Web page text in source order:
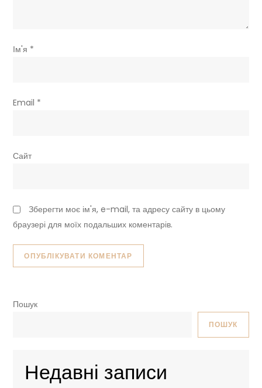
Ім'я *
Email *
Сайт
Зберегти моє ім'я, e-mail, та адресу сайту в цьому
браузері для моїх подальших коментарів.
Пошук
ПОШУК
Недавні записи